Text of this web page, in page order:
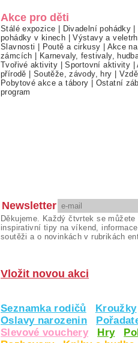
Akce pro děti
Stálé expozice Divadelní pohádky
pohádky v kinech |Výstavy a
Slavnosti
Poutě a cirkusy
Akce
zámcích
Karnevaly, festivaly,
Tvořivé aktivity |Sportovní aktivity |
přírodě
Soutěže, závody, hry
Pobytové akce a tábory
Ostatní
program
Newsletter
Děkujeme. Každý čtvrtek se
inspirativní tipy na víkend,
soutěži a o novinkách v rubrikách
Vložit novou akci
Seznamka rodičů Kroužky
Oslavy narozenin
Slevové vouchery
Hry